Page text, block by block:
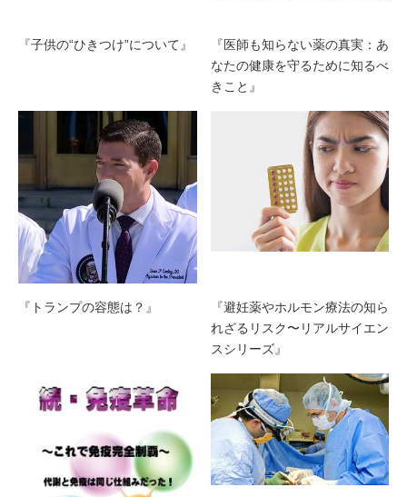
『子供の“ひきつけ”について』
『医師も知らない薬の真実：あ
なたの健康を守るために知るべ
きこと』
『トランプの容態は？』
『避妊薬やホルモン療法の知ら
れざるリスク〜リアルサイエン
スシリーズ』